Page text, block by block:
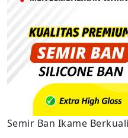
Semir Ban Ikame